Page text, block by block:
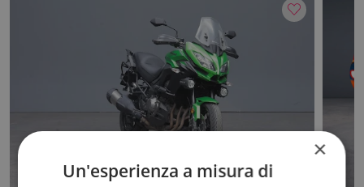
×
Un'esperienza a misura di